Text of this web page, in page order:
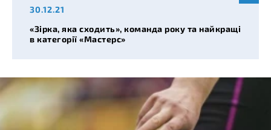
30.12.21
«Зірка, яка сходить», команда року та найкращі
в категорії «Мастерс»